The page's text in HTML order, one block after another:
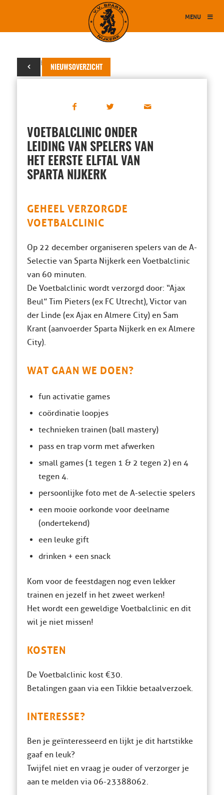
MENU
NIEUWSOVERZICHT
31 oktober 2025
VOETBALCLINIC ONDER
LEIDING VAN SPELERS VAN
HET EERSTE ELFTAL VAN
SPARTA NIJKERK
GEHEEL VERZORGDE
VOETBALCLINIC
Op 22 december organiseren spelers van de A-
Selectie van Sparta Nijkerk een Voetbalclinic
van 60 minuten.
De Voetbalclinic wordt verzorgd door: “Ajax
Beul” Tim Pieters (ex FC Utrecht), Victor van
der Linde (ex Ajax en Almere City) en Sam
Krant (aanvoerder Sparta Nijkerk en ex Almere
City).
WAT GAAN WE DOEN?
fun activatie games
coördinatie loopjes
technieken trainen (ball mastery)
pass en trap vorm met afwerken
small games (1 tegen 1 & 2 tegen 2) en 4
tegen 4.
⁠persoonlijke foto met de A-selectie spelers
een mooie oorkonde voor deelname
(ondertekend)
een leuke gift
drinken + een snack
Kom voor de feestdagen nog even lekker
trainen en jezelf in het zweet werken!
Het wordt een geweldige Voetbalclinic en dit
wil je niet missen!
KOSTEN
De Voetbalclinic kost €30.
Betalingen gaan via een Tikkie betaalverzoek.
INTERESSE?
Ben je geïnteresseerd en lijkt je dit hartstikke
gaaf en leuk?
Twijfel niet en vraag je ouder of verzorger je
aan te melden via 06-23388062.